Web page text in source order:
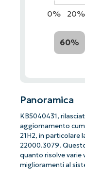
0% 20%
60%
Panoramica
KB5040431,
aggiornamento
21H2, in particolare
22000.3079.
quanto risolve varie
miglioramenti al